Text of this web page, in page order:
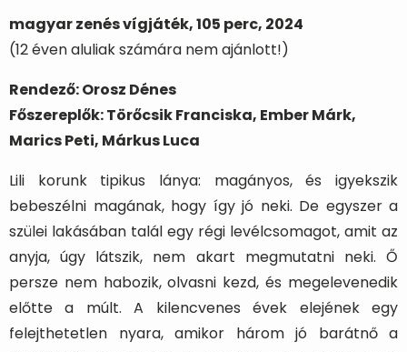
magyar zenés vígjáték, 105 perc, 2024
(12 éven aluliak számára nem ajánlott!)
Rendező: Orosz Dénes
Főszereplők: Törőcsik Franciska, Ember Márk,
Marics Peti, Márkus Luca
Lili korunk tipikus lánya: magányos, és igyekszik
bebeszélni magának, hogy így jó neki. De egyszer a
szülei lakásában talál egy régi levélcsomagot, amit az
anyja, úgy látszik, nem akart megmutatni neki. Ő
persze nem habozik, olvasni kezd, és megelevenedik
előtte a múlt. A kilencvenes évek elejének egy
felejthetetlen nyara, amikor három jó barátnő a